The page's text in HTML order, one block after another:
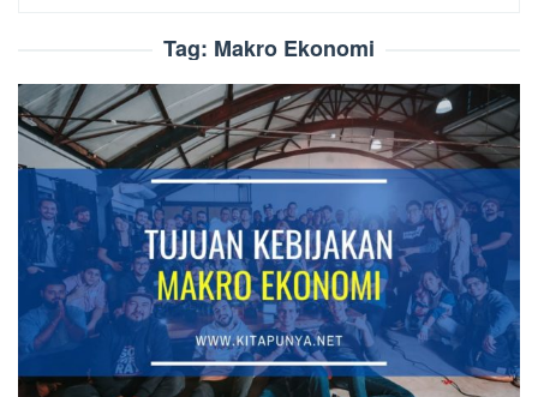
Tag: Makro Ekonomi